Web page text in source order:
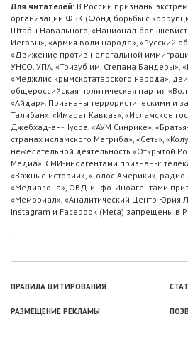
Для читателей: В России признаны
организации ФБК (Фонд борьбы с
Штабы Навального, «Национал-
Иеговы», «Армия воли народа», «Русский
«Движение против нелегальной
УНСО, УПА, «Тризуб им. Степана Бандеры»,
«Меджлис крымскотатарского народа»,
общероссийская политическая партия
«Айдар». Признаны террористическими и
Талибан», «Имарат Кавказ», «Исламское
Джебхад-ан-Нусра, «АУМ Синрике»,
странах исламского Магриба», «Сеть»,
нежелательной деятельность «Открытой
Медиа». СМИ-иноагентами признаны:
«Важные истории», «Голос Америки»,
«Медиазона», ОВД-инфо. Иноагентами
«Мемориал», «Аналитический Центр Юрия
Instagram и Facebook (Metа) запрещены в
ПРАВИЛА ЦИТИРОВАНИЯ
РАЗМЕЩЕНИЕ РЕКЛАМЫ